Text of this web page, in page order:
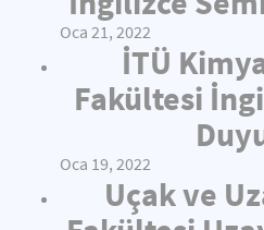
Oca 21, 2022
İTÜ
Fakültesi
Oca 19, 2022
Uçak ve